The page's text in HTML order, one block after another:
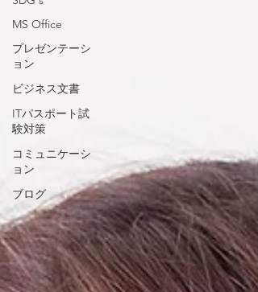
MS Office
プレゼンテーシ
ョン
ビジネス文書
ITパスポート試
験対策
コミュニケーシ
ョン
ブログ